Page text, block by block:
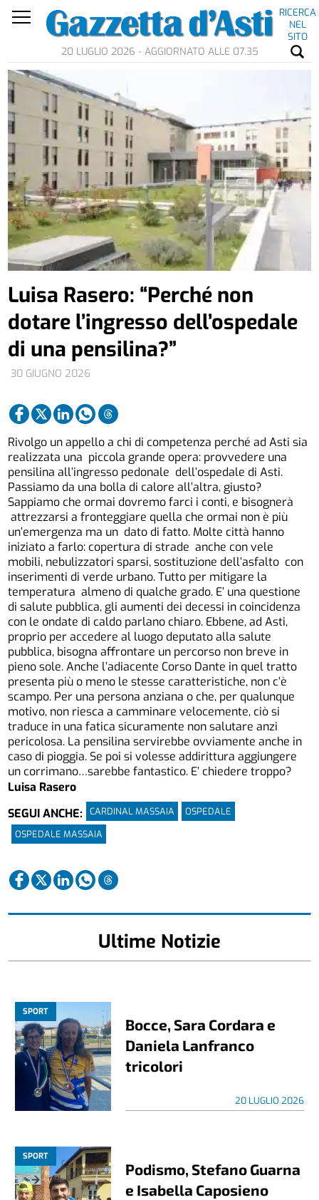
RICERCA
NEL
SITO
20 LUGLIO 2026 - AGGIORNATO ALLE 07.35
30 GIUGNO 2026
Luisa Rasero: “Perché non
dotare l’ingresso dell’ospedale
di una pensilina?”
Rivolgo un appello a chi di competenza perché ad Asti sia
realizzata una piccola grande opera: provvedere una
pensilina all’ingresso pedonale dell’ospedale di Asti.
Passiamo da una bolla di calore all’altra, giusto?
Sappiamo che ormai dovremo farci i conti, e bisognerà
attrezzarsi a fronteggiare quella che ormai non è più
un’emergenza ma un dato di fatto. Molte città hanno
iniziato a farlo: copertura di strade anche con vele
mobili, nebulizzatori sparsi, sostituzione dell’asfalto con
inserimenti di verde urbano. Tutto per mitigare la
temperatura almeno di qualche grado. E’ una questione
di salute pubblica, gli aumenti dei decessi in coincidenza
con le ondate di caldo parlano chiaro. Ebbene, ad Asti,
proprio per accedere al luogo deputato alla salute
pubblica, bisogna affrontare un percorso non breve in
pieno sole. Anche l’adiacente Corso Dante in quel tratto
presenta più o meno le stesse caratteristiche, non c’è
scampo. Per una persona anziana o che, per qualunque
motivo, non riesca a camminare velocemente, ciò si
traduce in una fatica sicuramente non salutare anzi
pericolosa. La pensilina servirebbe ovviamente anche in
caso di pioggia. Se poi si volesse addirittura aggiungere
un corrimano…sarebbe fantastico. E’ chiedere troppo?
Luisa Rasero
SEGUI ANCHE:
CARDINAL MASSAIA
OSPEDALE
OSPEDALE MASSAIA
Ultime Notizie
SPORT
Bocce, Sara Cordara e
Daniela Lanfranco
tricolori
20 LUGLIO 2026
SPORT
Podismo, Stefano Guarna
e Isabella Caposieno